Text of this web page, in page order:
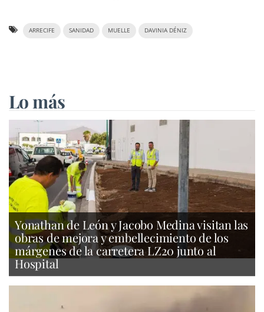
ARRECIFE SANIDAD MUELLE DAVINIA DÉNIZ
Lo más
Yonathan de León y Jacobo Medina visitan las
obras de mejora y embellecimiento de los
márgenes de la carretera LZ20 junto al
Hospital